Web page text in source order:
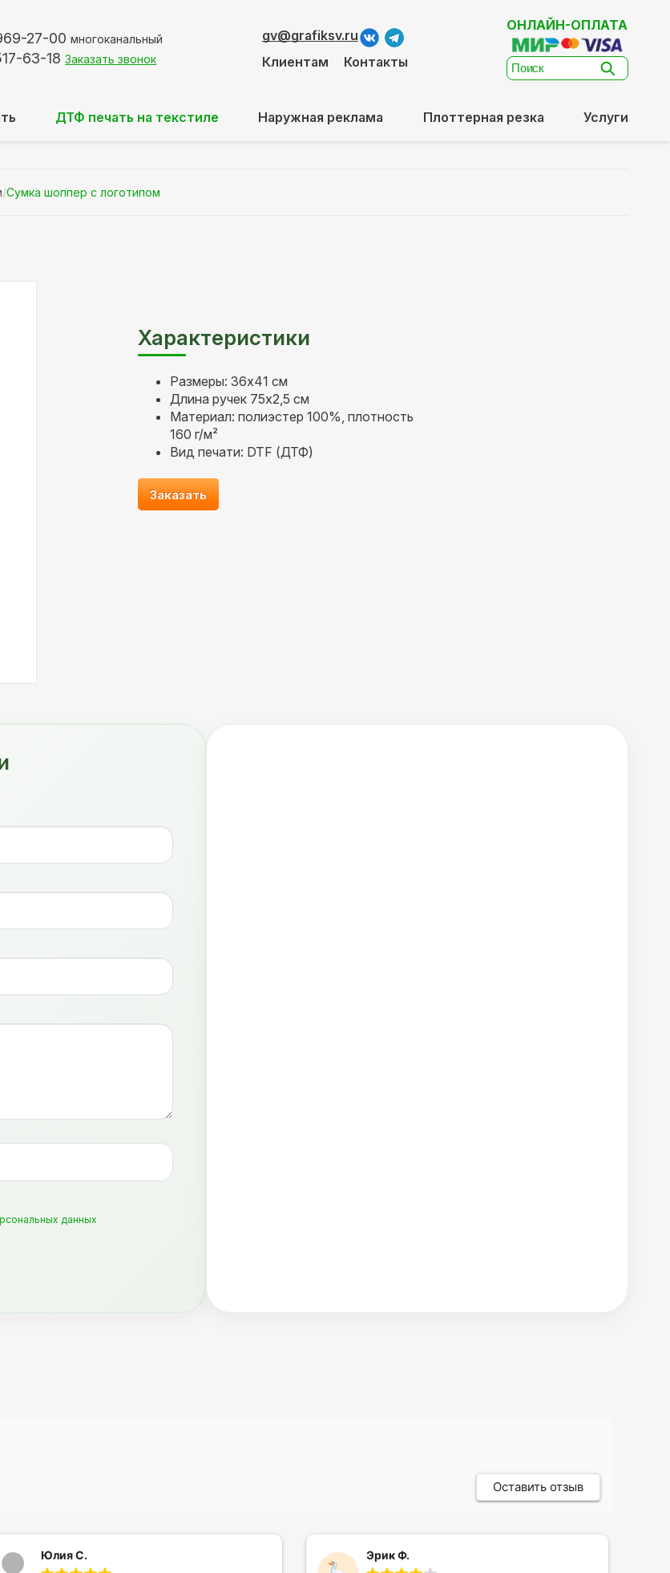
27-00 многоканальный
63-18 Заказать звонок
gv@grafiksv.ru
Клиентам
Контакты
ОНЛАЙН-ОПЛАТА
ДТФ печать на текстиле Наружная реклама Плоттерная резка Услуги
/Сумка шоппер с логотипом
Характеристики
Размеры: 36х41 см
Длина ручек 75х2,5 см
Материал: полиэстер 100%, плотность
160 г/м²
Вид печати: DTF (ДТФ)
Заказать
данных
Оставить отзыв
Юлия С. Эрик Ф.